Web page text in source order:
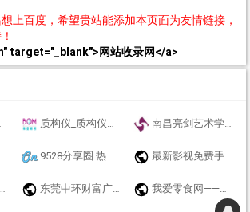
上百度，希望贵站能添加本页面为友情链接，
target="_blank">网站收录网</a>
质构仪_质构仪测试参数_质构分析仪_流变仪,电子舌鼻-苏州保曼精密官方网站 南昌亮剑艺术学校-艺术学校-南昌美术学校-南昌画室-南昌美术培训
9528分享圈 热爱网络互联网,收集资源,分享乐趣! - 虚拟的网络世界 最新影视免费手机在线观看,电影网
东莞中环财富广场-首页 我爱零食网——好吃又不贵的网红进口零食网站看这里